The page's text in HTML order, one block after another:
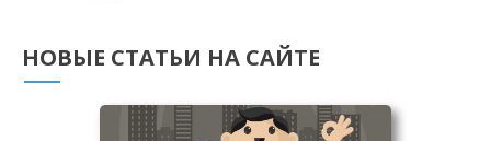
НОВЫЕ СТАТЬИ НА САЙТЕ